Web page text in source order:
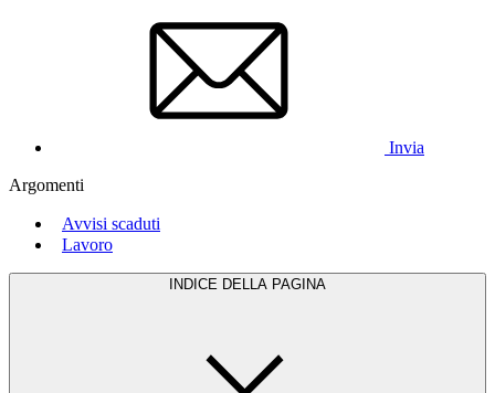
Invia
Argomenti
Avvisi scaduti
Lavoro
INDICE DELLA PAGINA